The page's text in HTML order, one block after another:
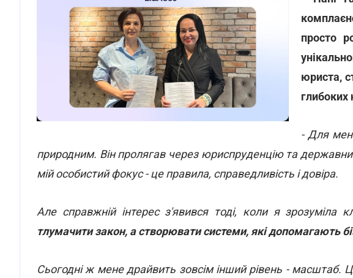
просто
юриста,
глибоких
- Для
природним. Він пролягав через юриспруденцію та
мій особистий фокус - це правила, справедливість і довіра.
Але справжній інтерес з'явився тоді, коли я зрозуміла
тлумачити закон, а створювати системи, які допомагають
Сьогодні ж мене драйвить зовсім інший рівень - масштаб.